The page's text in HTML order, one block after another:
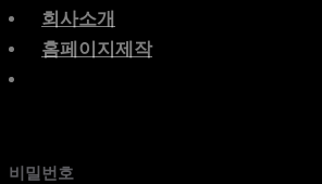
회사소개
홈페이지제작
비밀번호